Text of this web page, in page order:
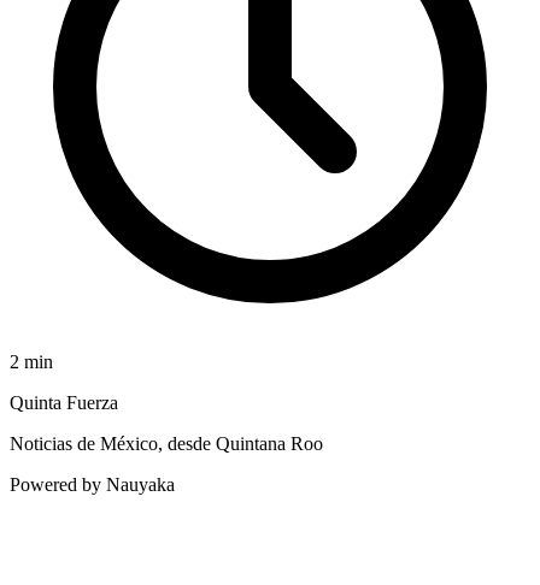
2 min
Quinta Fuerza
Noticias de México, desde Quintana Roo
Powered by Nauyaka